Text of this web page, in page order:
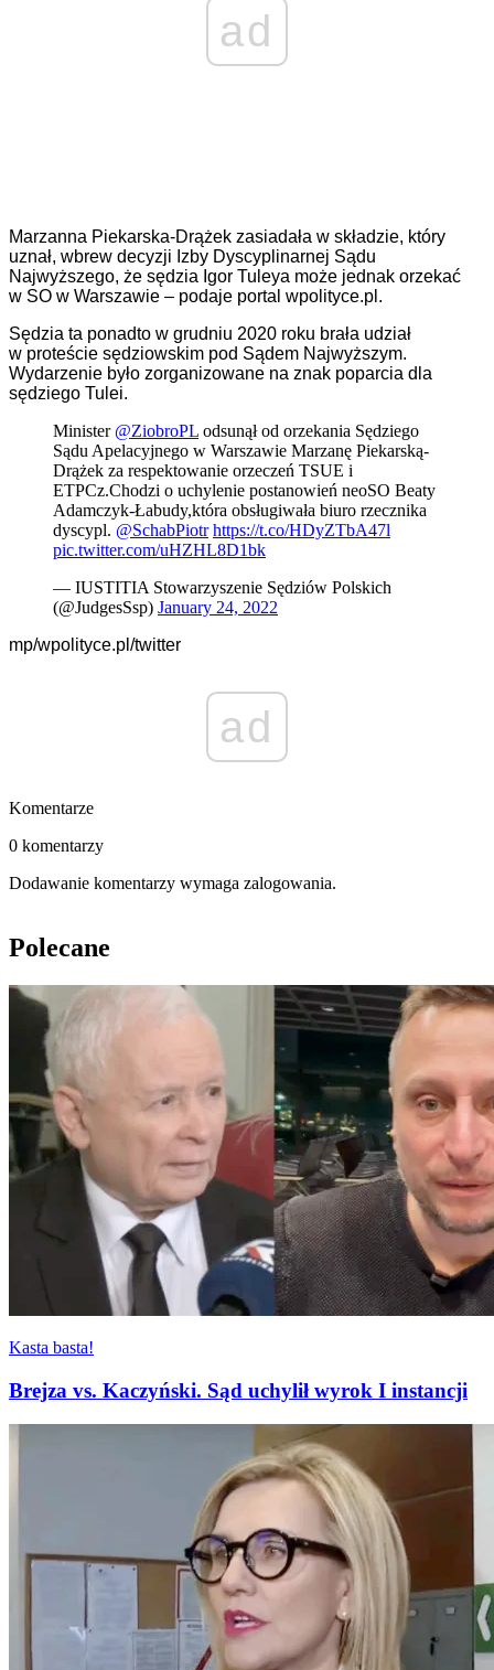
ad
Marzanna Piekarska-Drążek zasiadała w składzie, który
uznał, wbrew decyzji Izby Dyscyplinarnej Sądu
Najwyższego, że sędzia Igor Tuleya może jednak orzekać
w SO w Warszawie – podaje portal wpolityce.pl.
Sędzia ta ponadto w grudniu 2020 roku brała udział
w proteście sędziowskim pod Sądem Najwyższym.
Wydarzenie było zorganizowane na znak poparcia dla
sędziego Tulei.
Minister @ZiobroPL odsunął od orzekania Sędziego
Sądu Apelacyjnego w Warszawie Marzanę Piekarską-
Drążek za respektowanie orzeczeń TSUE i
ETPCz.Chodzi o uchylenie postanowień neoSO Beaty
Adamczyk-Łabudy,która obsługiwała biuro rzecznika
dyscypl. @SchabPiotr https://t.co/HDyZTbA47l
pic.twitter.com/uHZHL8D1bk
— IUSTITIA Stowarzyszenie Sędziów Polskich
(@JudgesSsp) January 24, 2022
mp/wpolityce.pl/twitter
ad
Komentarze
0 komentarzy
Dodawanie komentarzy wymaga zalogowania.
Polecane
Kasta basta!
Brejza vs. Kaczyński. Sąd uchylił wyrok I instancji